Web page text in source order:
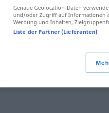
Genaue Geolocation-Daten
und/oder Zugriff auf Informationen
Werbung und Inhalten,
Liste der Partner (Lieferanten)